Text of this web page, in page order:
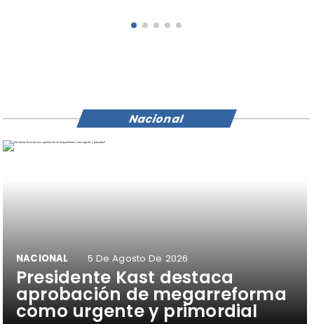
Presidente Kast destaca
aprobación de megarreforma
como urgente y primordial
NACIONAL 5 De Agosto De 2026
Nacional